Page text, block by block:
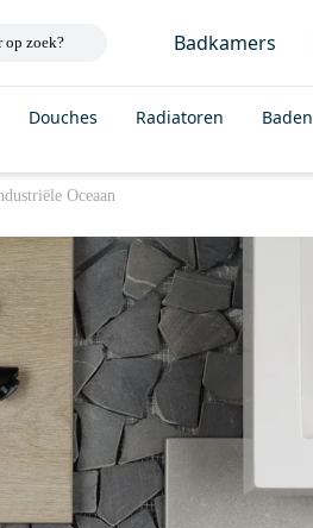
Badkamers
Douches Radiatoren Baden
Oceaan